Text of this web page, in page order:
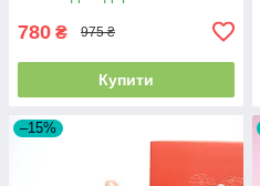
780 ₴ 975 ₴
Купити
–15%